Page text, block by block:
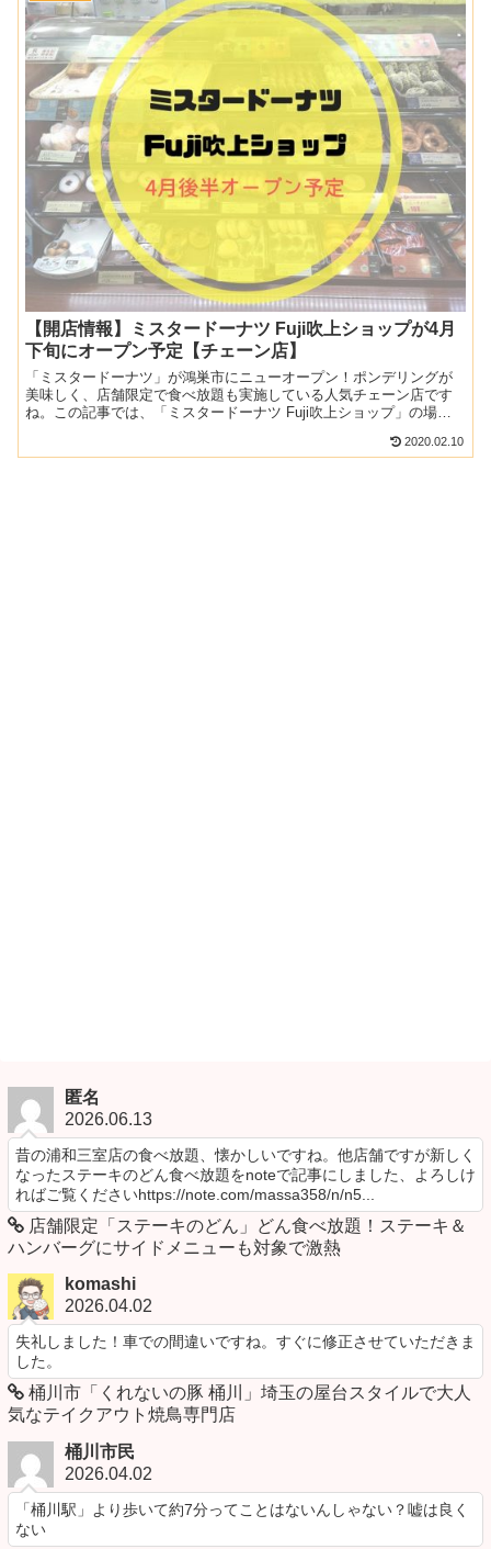
【開店情報】ミスタードーナツ Fuji吹上ショップが4月
下旬にオープン予定【チェーン店】
「ミスタードーナツ」が鴻巣市にニューオープン！ポンデリングが
美味しく、店舗限定で食べ放題も実施している人気チェーン店です
ね。この記事では、「ミスタードーナツ Fuji吹上ショップ」の場所
2020.02.10
匿名
2026.06.13
昔の浦和三室店の食べ放題、懐かしいですね。他店舗ですが新しく
なったステーキのどん食べ放題をnoteで記事にしました、よろしけ
ればご覧くださいhttps://note.com/massa358/n/n5...
店舗限定「ステーキのどん」どん食べ放題！ステーキ＆
ハンバーグにサイドメニューも対象で激熱
komashi
2026.04.02
失礼しました！車での間違いですね。すぐに修正させていただきま
した。
桶川市「くれないの豚 桶川」埼玉の屋台スタイルで大人
気なテイクアウト焼鳥専門店
桶川市民
2026.04.02
「桶川駅」より歩いて約7分ってことはないんしゃない？嘘は良く
ない